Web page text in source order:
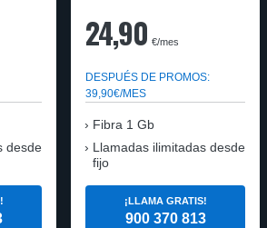
desde
24,90 €/mes
DESPUÉS DE PROMOS:
39,90€/MES
Fibra 1 Gb
Llamadas ilimitadas desde
fijo
¡LLAMA GRATIS!
900 370 813